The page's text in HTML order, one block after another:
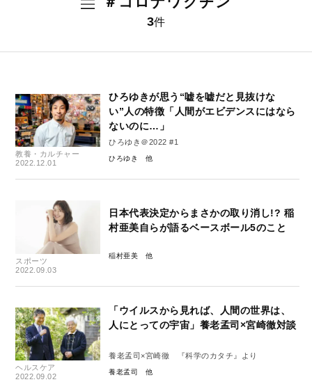
3件
教養・カルチャー
2022.12.01
ひろゆきが思う“嘘を嘘だと見抜けな
い”人の特徴「人間がエビデンスにはなら
ないのに…」
ひろゆき＠2022 #1
ひろゆき
スポーツ
2022.09.03
日本代表決定からまさかの取り消し!? 稲
村亜美自らが語るベースボール5のこと
稲村亜美
ヘルスケア
2022.09.02
「ウイルスから見れば、人間の世界は、
人にとっての宇宙」養老孟司×宮崎徹対談
養老孟司×宮崎徹 『科学のカタチ』より
養老孟司